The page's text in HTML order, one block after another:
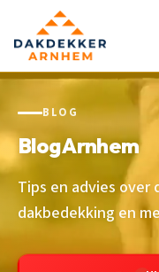
BLOG
Blog Arnhem
Tips en advies
dakbedekking en